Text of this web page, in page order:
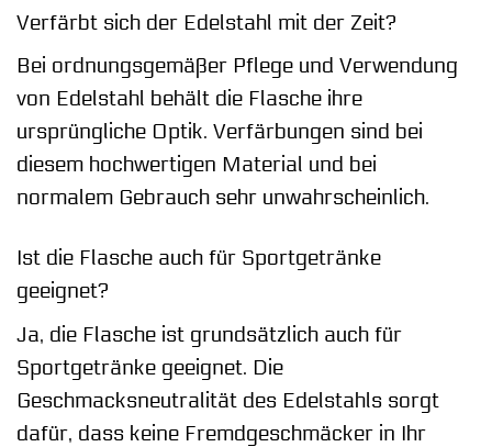
Verfärbt sich der Edelstahl mit der Zeit?
Bei ordnungsgemäßer Pflege und Verwendung
von Edelstahl behält die Flasche ihre
ursprüngliche Optik. Verfärbungen sind bei
diesem hochwertigen Material und bei
normalem Gebrauch sehr unwahrscheinlich.
Ist die Flasche auch für Sportgetränke
geeignet?
Ja, die Flasche ist grundsätzlich auch für
Sportgetränke geeignet. Die
Geschmacksneutralität des Edelstahls sorgt
dafür, dass keine Fremdgeschmäcker in Ihr